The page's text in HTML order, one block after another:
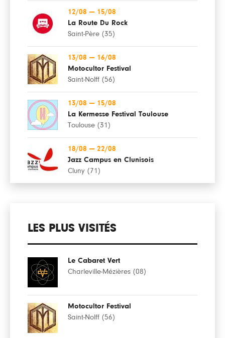
12/08 — 15/08
La Route Du Rock
Saint-Père (35)
13/08 — 16/08
Motocultor Festival
Saint-Nolff (56)
13/08 — 15/08
La Kermesse Festival Toulouse
Toulouse (31)
18/08 — 22/08
Jazz Campus en Clunisois
Cluny (71)
LES PLUS VISITÉS
Le Cabaret Vert
Charleville-Mézières (08)
Motocultor Festival
Saint-Nolff (56)